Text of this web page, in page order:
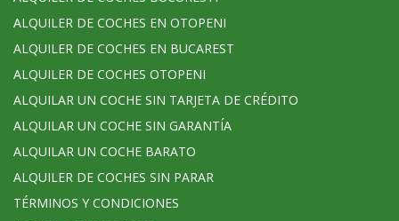
ALQUILER DE COCHES EN OTOPENI
ALQUILER DE COCHES EN BUCAREST
ALQUILER DE COCHES OTOPENI
ALQUILAR UN COCHE SIN TARJETA DE CRÉDITO
ALQUILAR UN COCHE SIN GARANTÍA
ALQUILAR UN COCHE BARATO
ALQUILER DE COCHES SIN PARAR
TÉRMINOS Y CONDICIONES